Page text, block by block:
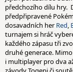
předchozího dílu hry.
předpřipravené
dosavadních herRed,
turnajem si hráč
každého zápasu tři
druhé generace.
i multiplayer pro dva